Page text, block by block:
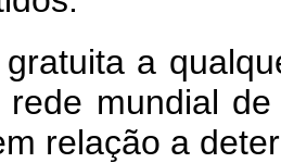
gratuita a
mundial
relação a